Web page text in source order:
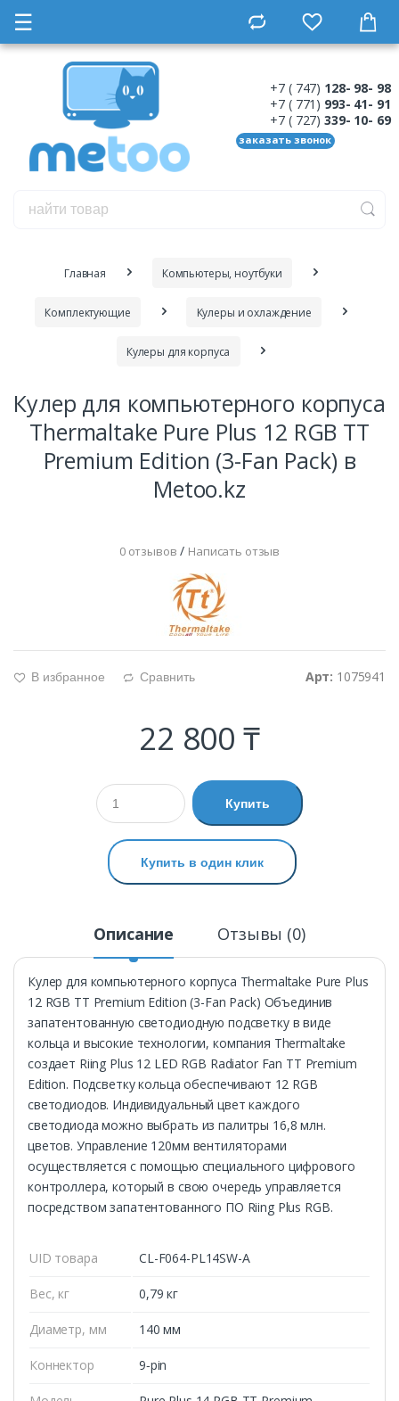
☰
+7 ( 747) 128- 98- 98
+7 ( 771) 993- 41- 91
+7 ( 727) 339- 10- 69
заказать звонок
Главная Компьютеры, ноутбуки
Комплектующие Кулеры и охлаждение
Кулеры для корпуса
Кулер для компьютерного корпуса
Thermaltake Pure Plus 12 RGB TT
Premium Edition (3-Fan Pack) в
Metoo.kz
0 отзывов / Написать отзыв
Арт: 1075941
g В избранное d Сравнить
22 800 ₸
Купить
Купить в один клик
Описание Отзывы (0)
Кулер для компьютерного корпуса Thermaltake Pure Plus
12 RGB TT Premium Edition (3-Fan Pack) Объединив
запатентованную светодиодную подсветку в виде
кольца и высокие технологии, компания Thermaltake
создает Riing Plus 12 LED RGB Radiator Fan TT Premium
Edition. Подсветку кольца обеспечивают 12 RGB
светодиодов. Индивидуальный цвет каждого
светодиода можно выбрать из палитры 16,8 млн.
цветов. Управление 120мм вентиляторами
осуществляется с помощью специального цифрового
контроллера, который в свою очередь управляется
посредством запатентованного ПО Riing Plus RGB.
UID товара CL-F064-PL14SW-A
Вес, кг 0,79 кг
Диаметр, мм 140 мм
Коннектор 9‑pin